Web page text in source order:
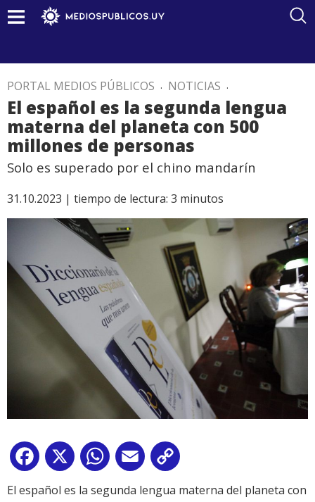
PORTAL MEDIOS PÚBLICOS . NOTICIAS .
El español es la segunda lengua
materna del planeta con 500
millones de personas
Solo es superado por el chino mandarín
31.10.2023 | tiempo de lectura: 3 minutos
Facebook
X WhatsApp
Email
Link
El español es la segunda lengua materna del planeta con